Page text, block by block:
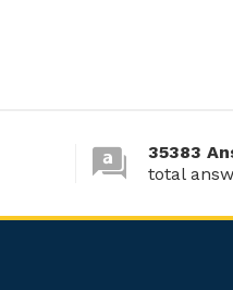
35383
total